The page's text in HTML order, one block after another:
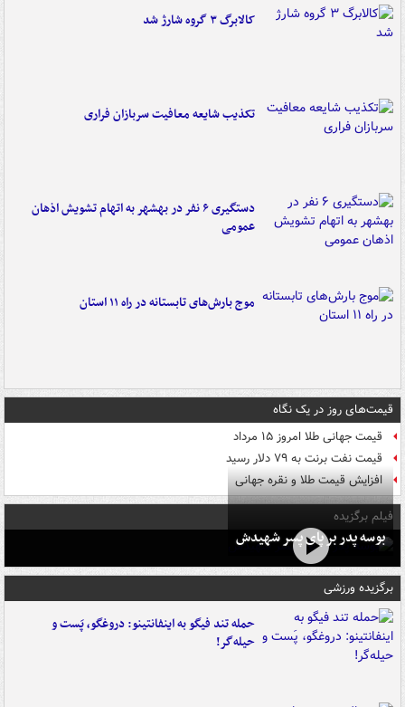
کالابرگ ۳ گروه شارژ شد
تکذیب شایعه معافیت سربازان فراری
دستگیری ۶ نفر در بهشهر به اتهام تشویش اذهان
عمومی
موج بارش‌های تابستانه در راه ۱۱ استان
قیمت‌های روز در یک نگاه
قیمت جهانی طلا امروز ۱۵ مرداد
قیمت نفت برنت به ۷۹ دلار رسید
افزایش قیمت طلا و نقره جهانی
فیلم برگزیده
بوسه‌ پدر بر پای پسر شهیدش
برگزیده ورزشی
حمله تند فیگو به اینفانتینو: دروغگو، پَست‌ و
حیله‌گر!